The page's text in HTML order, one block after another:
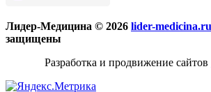
Лидер-Медицина © 2026 lider-medicina.ru
защищены
Разработка и продвижение сайтов